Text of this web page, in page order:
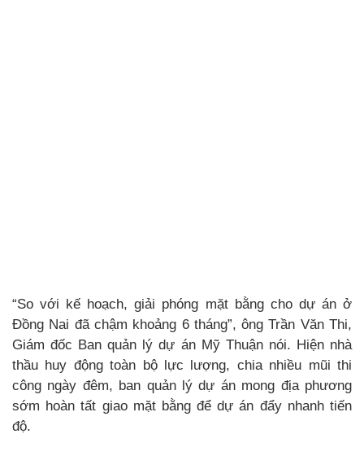
“So với kế hoạch, giải phóng mặt bằng cho dự án ở
Đồng Nai đã chậm khoảng 6 tháng”, ông Trần Văn Thi,
Giám đốc Ban quản lý dự án Mỹ Thuận nói. Hiện nhà
thầu huy động toàn bộ lực lượng, chia nhiều mũi thi
công ngày đêm, ban quản lý dự án mong địa phương
sớm hoàn tất giao mặt bằng để dự án đẩy nhanh tiến
độ.